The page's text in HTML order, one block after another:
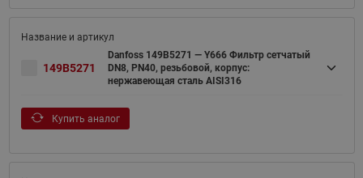
149B5271
Danfoss 149B5271 — Y666 Фильтр сетчатый
DN8, PN40, резьбовой, корпус:
нержавеющая сталь AISI316
Купить аналог